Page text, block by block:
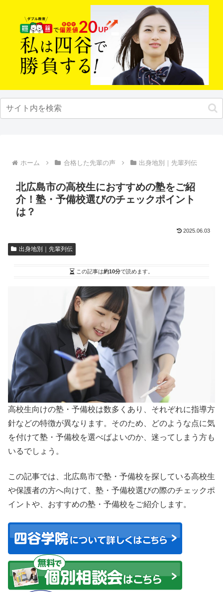
ホーム 合格した先輩の声 出身地別｜先輩列伝
北広島市の高校生におすすめの塾をご紹
介！塾・予備校選びのチェックポイント
は？
2025.06.03
出身地別｜先輩列伝
この記事は約10分で読めます。
高校生向けの塾・予備校は数多くあり、それぞれに指導方
針などの特徴が異なります。そのため、どのような点に気
を付けて塾・予備校を選べばよいのか、迷ってしまう方も
いるでしょう。
この記事では、北広島市で塾・予備校を探している高校生
や保護者の方へ向けて、塾・予備校選びの際のチェックポ
イントや、おすすめの塾・予備校をご紹介します。